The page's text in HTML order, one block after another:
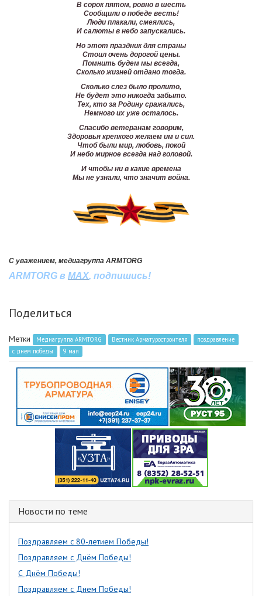
В сорок пятом, ровно в шесть
Сообщили о победе весть!
Люди плакали, смеялись,
И салюты в небо запускались.
Но этот праздник для страны
Стоил очень дорогой цены.
Помнить будем мы всегда,
Сколько жизней отдано тогда.
Сколько слез было пролито,
Не будет это никогда забыто.
Тех, кто за Родину сражались,
Немного их уже осталось.
Спасибо ветеранам говорим,
Здоровья крепкого желаем им и сил.
Чтоб были мир, любовь, покой
И небо мирное всегда над головой.
И чтобы ни в какие времена
Мы не узнали, что значит война.
С уважением, медиагруппа ARMTORG
ARMTORG в MAX, подпишись!
Поделиться
Метки Медиагруппа ARMTORG Вестник Арматуростроителя
поздравление
с днем победы
9 мая
Новости по теме
Поздравляем с 80-летием Победы!
Поздравляем с Днём Победы!
С Днём Победы!
Поздравляем с Днем Победы!